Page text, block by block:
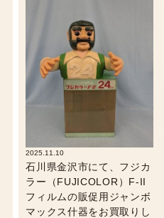
2025.11.10
石川県金沢市にて、フジカ
ラー（FUJICOLOR）F-II
フィルムの販促用ジャンボ
マックス什器をお買取りし